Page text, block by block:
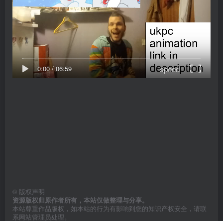
0:00 /06:59 speed
© 版权声明
资源版权归原作者所有，本站仅做整理与分享。
本站尊重作品版权，如本站的行为有影响到您的知识产权安全，请联
系网站管理员处理。